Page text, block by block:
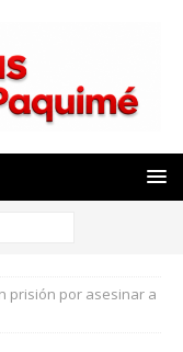
prisión por asesinar a